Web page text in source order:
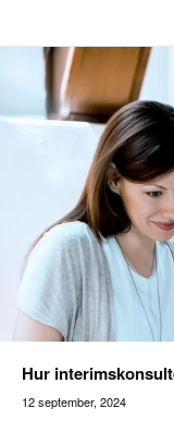
Addilon
Hur
12 september, 2024